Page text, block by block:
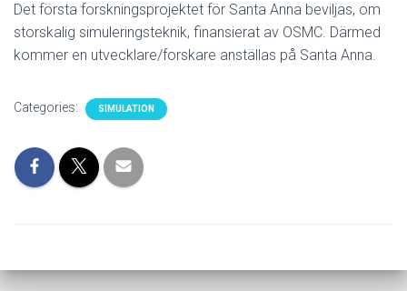
N
Det första forskningsprojektet för Santa Anna beviljas, om
storskalig simuleringsteknik, finansierat av OSMC. Därmed
kommer en utvecklare/forskare anställas på Santa Anna.
Categories: SIMULATION